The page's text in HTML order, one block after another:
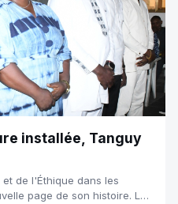
installée, Tanguy
de l'Éthique dans les
page de son histoire. Les